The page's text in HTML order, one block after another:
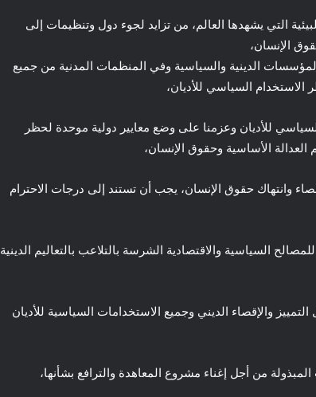
التي يشهدها العالم، من تزايد لجوء دول وتنظيمات إلى
الإنسان،
الدينية والسياسية وفي المنظمات المدنية من جميع
الاستخدام السياسي للأديان،
للأديان وعزمنا على وضع معايير دولية موحدة لحظر
العدالة الأساسية وحقوق الإنسان،
وانتهاك حقوق الإنسان، يجب أن تستند إلى درجات الاحترام
السياسية والاقتصادية الشرسة بالتلاعب بالتعاليم الدينية
والإقصاء الديني وجميع الاستخدامات السياسية للأديان
من أجل إغناء مشروع المعاهدة والترافع بشأنها،